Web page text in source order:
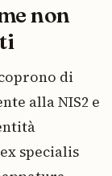
non
di
alla NIS2 e
specialis